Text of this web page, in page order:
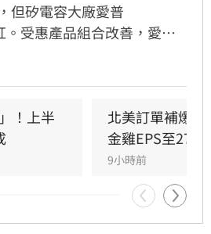
但矽電容大廠愛普
受惠產品組合改善，愛普
元。展望第3季，因記憶體
，法人看好2026年起進入爆
更有望挑戰每股逾35元。看好
人紛紛調升目標價，最高上
仍需留意晶圓代工產能及匯
投資一定有風險，決策前請
！上半
北美訂單補爆
金雞EPS至
9小時前